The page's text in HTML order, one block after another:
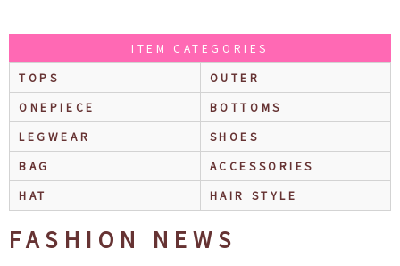
ITEM CATEGORIES
TOPS
OUTER
ONEPIECE
BOTTOMS
LEGWEAR
SHOES
BAG
ACCESSORIES
HAT
HAIR STYLE
FASHION NEWS